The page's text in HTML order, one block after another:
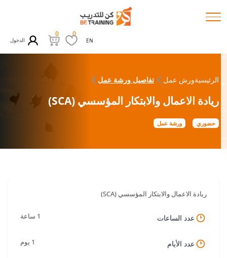
EN
0
0
الدخول
الرئيسيةورش عمل تفاصيل ورشة عمل
ريادة الاعمال والابتكار المؤسسي (SCA)
حضوري ورشة عمل
ريادة الاعمال والابتكار المؤسسي (SCA)
عدد الساعات 1 ساعة
عدد الأيام 1 يوم